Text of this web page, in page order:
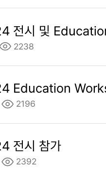
전시 및
2238
Education
2196
전시 참가
2392